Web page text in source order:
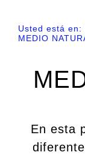
Usted está en:
MEDIO
En esta